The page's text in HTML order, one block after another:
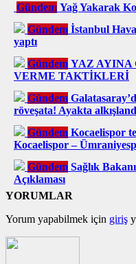
Gündem Yağ Yakarak
Gündem İstanbul
yaptı
Gündem YAZ
VERME TAKTİKLERİ
Gündem
röveşata! Ayakta
Gündem Kocaelispor
Kocaelispor –
Gündem Sağlık
Açıklaması
YORUMLAR
Yorum yapabilmek için giriş